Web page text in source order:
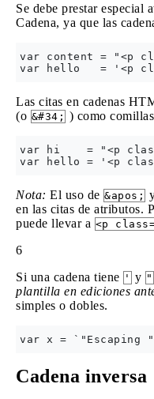
Se debe prestar especial
Cadena, ya que las
var content = "<p
Las citas en cadenas
(o &#34; ) como
var hi    = "<p
Nota: El uso de &apos;
en las citas de atributos.
puede llevar a <p
6
Si una cadena tiene ' y "
plantilla en ediciones
simples o dobles.
Cadena inversa